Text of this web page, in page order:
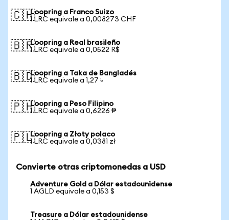
🇨🇭Loopring a Franco Suizo
1 LRC equivale a 0,008273 CHF
🇧🇷Loopring a Real brasileño
1 LRC equivale a 0,0522 R$
🇧🇩Loopring a Taka de Bangladés
1 LRC equivale a 1,27 ৳
🇵🇭Loopring a Peso Filipino
1 LRC equivale a 0,6226 ₱
🇵🇱Loopring a Złoty polaco
1 LRC equivale a 0,0381 zł
Convierte otras criptomonedas a USD
Adventure Gold a Dólar estadounidense
1 AGLD equivale a 0,153 $
Treasure a Dólar estadounidense